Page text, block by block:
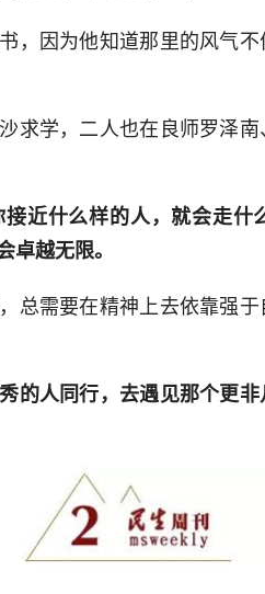
，因为他知道那里的风气
求学，二人也在良师罗泽
近什么样的人，就会走什
越无限。
总需要在精神上去依靠强
的人同行，去遇见那个更